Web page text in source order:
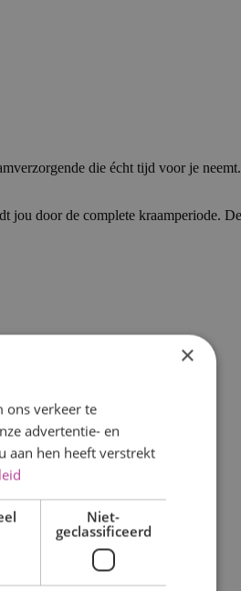
die écht tijd voor je
jou door de complete kraamperiode.
×
ons verkeer te
advertentie- en
aan hen heeft verstrekt
Niet-
geclassificeerd